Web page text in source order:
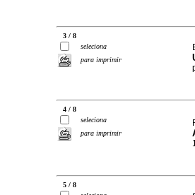
3 / 8
seleciona
para imprimir
4 / 8
seleciona
para imprimir
5 / 8